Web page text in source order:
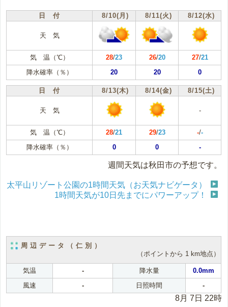
日 付 8/10(月) 8/11(火) 8/12(水)
天 気
気 温（℃） 28/23 26/20 27/21
降水確率（％）
20 20 0
日 付 8/13(木) 8/14(金) 8/15(土)
天 気 -
気 温（℃） 28/21 29/23 -/-
降水確率（％）
0 0 -
週間天気は秋田市の予想です。
太平山リゾート公園の1時間天気（お天気ナビゲータ）
1時間天気が10日先までにパワーアップ！
周辺データ（仁別）
（ポイントから 1 km地点）
気温 - 降水量
0.0mm
風速
- 日照時間 -
8月 7日 22時